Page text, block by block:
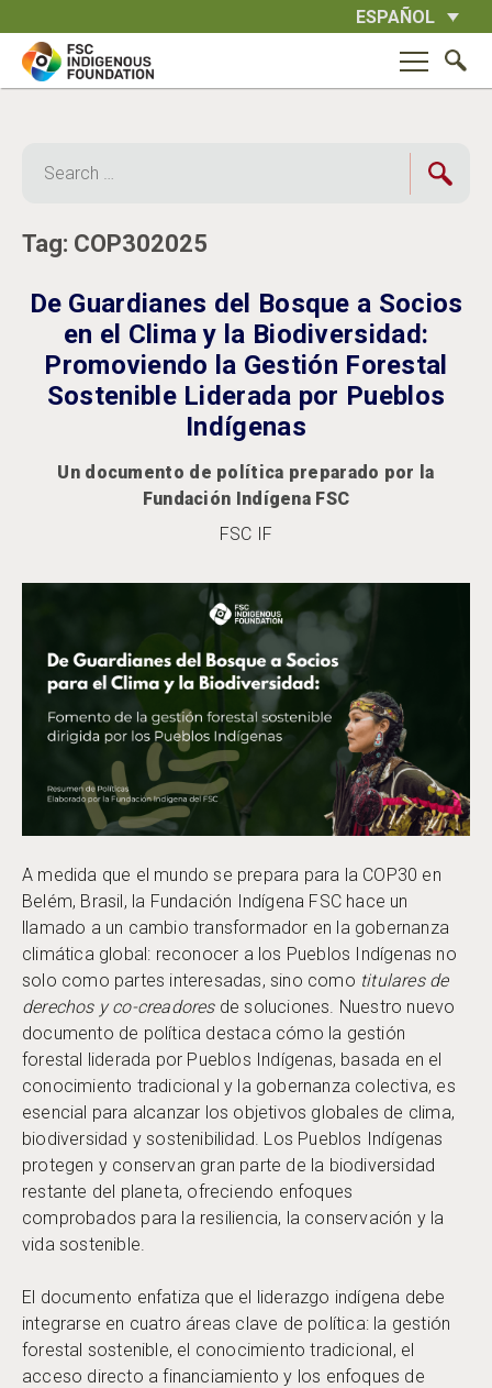
to
content
ESPAÑOL
for:
Tag: COP302025
De Guardianes del Bosque a Socios
en el Clima y la Biodiversidad:
Promoviendo la Gestión Forestal
Sostenible Liderada por Pueblos
Indígenas
Un documento de política preparado por la
Fundación Indígena FSC
FSC IF
A medida que el mundo se prepara para la COP30 en
Belém, Brasil, la Fundación Indígena FSC hace un
llamado a un cambio transformador en la gobernanza
climática global: reconocer a los Pueblos Indígenas no
solo como partes interesadas, sino como titulares de
derechos y co-creadoresde soluciones. Nuestro nuevo
documento de política destaca cómo la gestión
forestal liderada por Pueblos Indígenas, basada en el
conocimiento tradicional y la gobernanza colectiva, es
esencial para alcanzar los objetivos globales de clima,
biodiversidad y sostenibilidad. Los Pueblos Indígenas
protegen y conservan gran parte de la biodiversidad
restante del planeta, ofreciendo enfoques
comprobados para la resiliencia, la conservación y la
vida sostenible.
El documento enfatiza que el liderazgo indígena debe
integrarse en cuatro áreas clave de política: la gestión
forestal sostenible, el conocimiento tradicional, el
acceso directo a financiamiento y los enfoques de